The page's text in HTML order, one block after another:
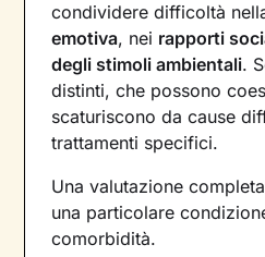
condividere difficoltà
emotiva, nei rapporti
degli stimoli ambientali.
distinti, che possono
scaturiscono da cause
trattamenti specifici.
Una valutazione
una particolare
comorbidità.